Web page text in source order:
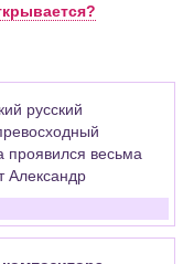
русский
проявился весьма
Александр
и Н.В.Зверев.
годом